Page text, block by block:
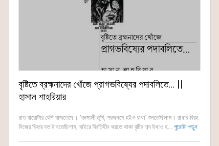
বৃষ্টিতে ব্রহ্মনাদের খোঁজে প্রাগভবিষ্যের পদাবলিতে… ||
হাসান শাহরিয়ার
রাত বারোটার বেশি বাজতেছে। ‘বনমালী তুমি, পরজনমে হইও রাধা’ শুনতেছিলাম। রাধার বিরহ
নিজের ভিতর যত টানতেছিলাম, বাইরে বিরতিহীন ঝরতে থাকা বৃষ্টির শব্দ উধাও হ... পুরোটা পড়ুন